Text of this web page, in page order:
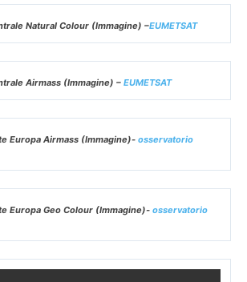
Natural Colour (Immagine) –EUMETSAT
Airmass (Immagine) – EUMETSAT
Europa Airmass (Immagine)- osservatorio
Europa Geo Colour (Immagine)- osservatorio